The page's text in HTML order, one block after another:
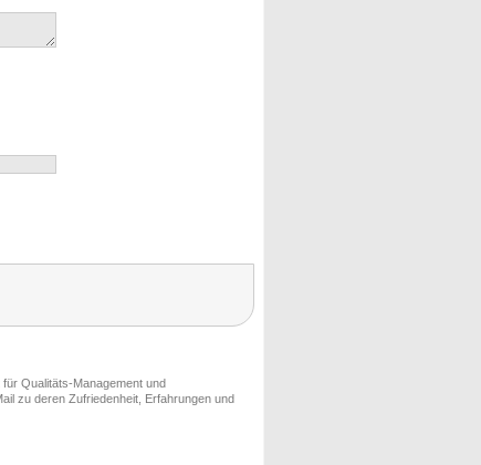
Qualitäts-Management und
zu deren Zufriedenheit, Erfahrungen und